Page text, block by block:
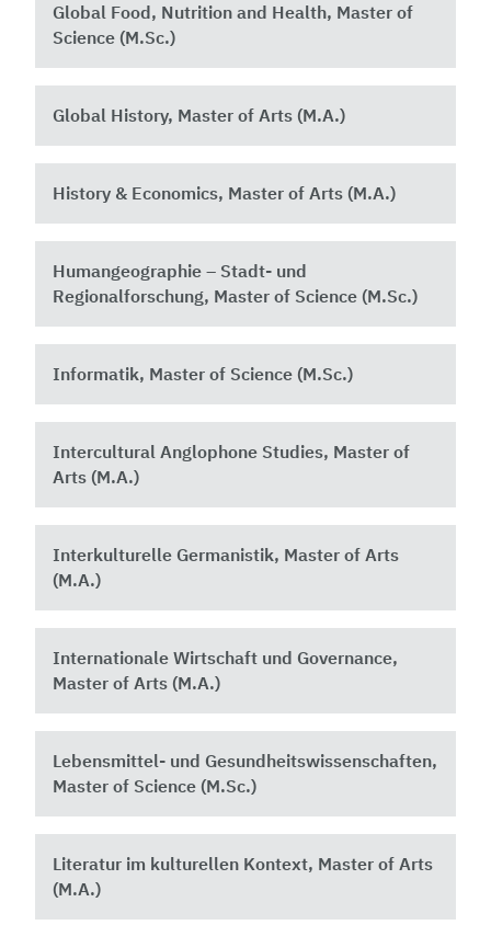
Global Food, Nutrition and Health, Master of
Science (M.Sc.) ​
Global History, Master of Arts (M.A.)
History & Economics, Master of Arts (M.A.)
Humangeographie – Stadt- und
Regionalforschung, Master of Science (M.Sc.)
Informatik, Master of Science (M.Sc.)
Intercultural Anglophone Studies, Master of
Arts (M.A.)
Interkulturelle Germanistik, Master of Arts
(M.A.)
Internationale Wirtschaft und Governance,
Master of Arts (M.A.)
Lebensmittel- und Gesundheitswissenschaften,
Master of Science (M.Sc.)
Literatur im kulturellen Kontext, Master of Arts
(M.A.)